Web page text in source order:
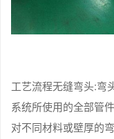
工艺流程无缝弯头:弯
系统所使用的全部管
对不同材料或壁厚的